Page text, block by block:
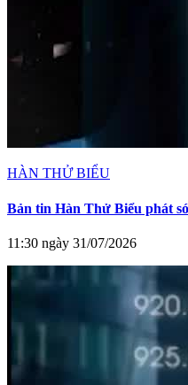
HÀN THỬ BIỂU
Bản tin Hàn Thử Biểu phát
11:30 ngày 31/07/2026